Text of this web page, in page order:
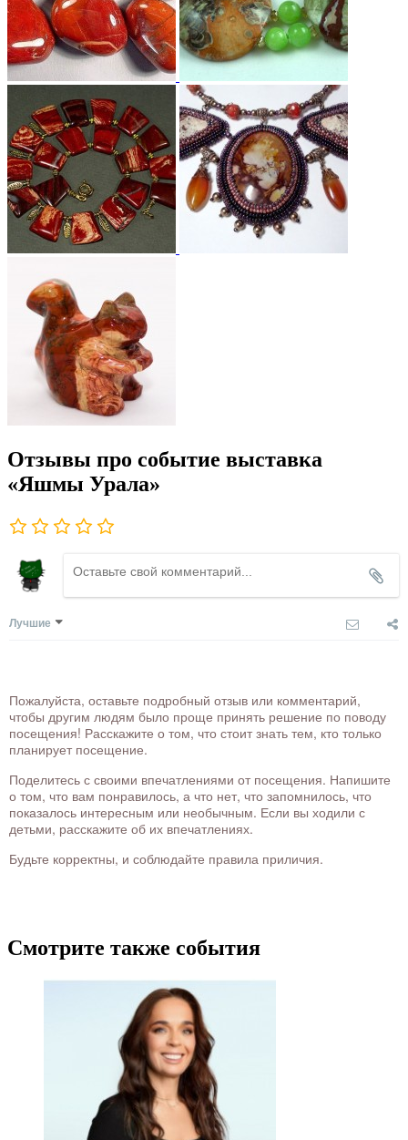
Отзывы про событие выставка
«Яшмы Урала»
Лучшие
Пожалуйста, оставьте подробный отзыв или комментарий,
чтобы другим людям было проще принять решение по поводу
посещения! Расскажите о том, что стоит знать тем, кто только
планирует посещение.
Поделитесь с своими впечатлениями от посещения. Напишите
о том, что вам понравилось, а что нет, что запомнилось, что
показалось интересным или необычным. Если вы ходили с
детьми, расскажите об их впечатлениях.
Будьте корректны, и соблюдайте правила приличия.
Смотрите также события